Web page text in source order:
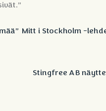
Mitt i Stockholm -